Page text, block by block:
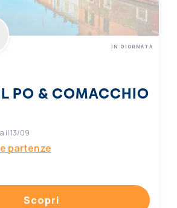
PO & COMACCHIO
IN GIORNATA
il 13/09
partenze
Scopri